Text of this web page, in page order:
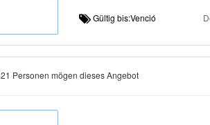
Gültig bis:Venció
21 Personen mögen dieses Angebot